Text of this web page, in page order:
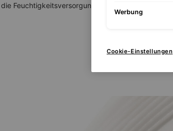
Feuchtigkeitsversorgung verbessert.
Werbung
Cookie-Einstellungen